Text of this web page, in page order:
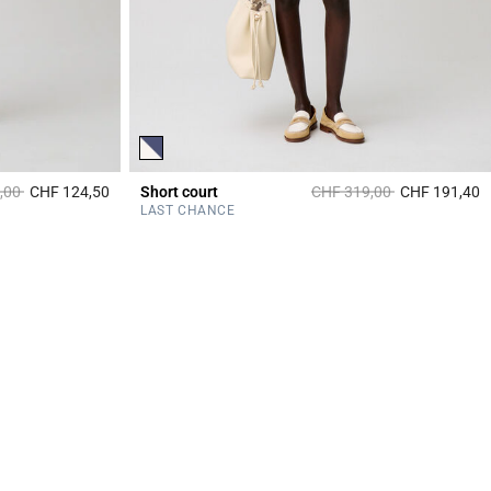
à partir de
àCHF 124,50 3.5 out of 5 Customer Rating
Short court Prix réduit à partir de
CHF 319,00àCHF 191,40
LAST CHANCE